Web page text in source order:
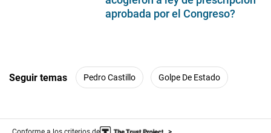
Ministro Daniel Maurate no
De Michael Urtecho a Vladimir
Cerrón: ¿qué políticos se
aprobada por el Congreso?